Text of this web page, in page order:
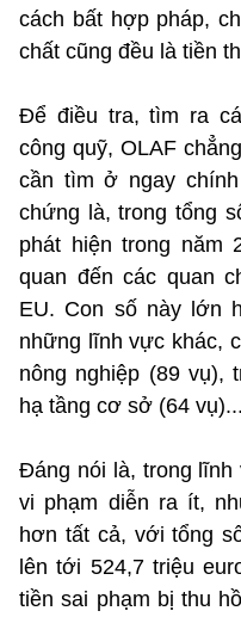
cách bất hợp pháp,
chất cũng đều là tiền
Để điều tra, tìm ra
công quỹ, OLAF
cần tìm ở ngay chính
chứng là, trong tổng
phát hiện trong năm
quan đến các quan
EU. Con số này lớn
những lĩnh vực khác,
nông nghiệp (89 vụ),
hạ tầng cơ sở (64 vụ)...
Đáng nói là, trong
vi phạm diễn ra ít,
hơn tất cả, với tổng
lên tới 524,7 triệu
tiền sai phạm bị thu